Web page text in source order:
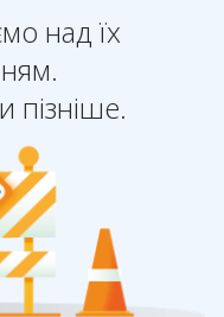
над їх
пізніше.